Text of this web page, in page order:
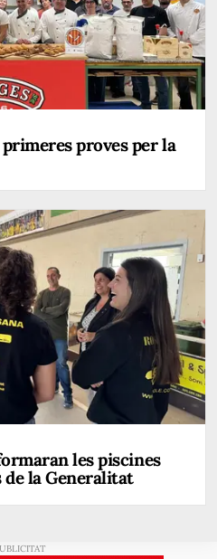
proves per la
les piscines
la Generalitat